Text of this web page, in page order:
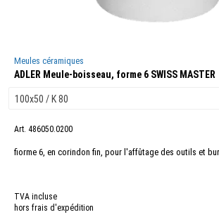
Meules céramiques
ADLER Meule-boisseau, forme 6 SWISS MASTER
Art. 486050.0200
fiorme 6, en corindon fin, pour l'affûtage des outils et
TVA incluse
hors frais d'expédition